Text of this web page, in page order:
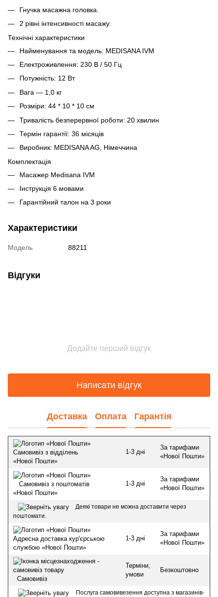
Гнучка масажна головка.
2 рівні інтенсивності масажу.
Технічні характеристики
Найменування та модель: MEDISANA IVM
Електроживлення: 230 В / 50 Гц
Потужність: 12 Вт
Вага — 1,0 кг
Розміри: 44 * 10 * 10 см
Тривалість безперервної роботи: 20 хвилин
Термін гарантії: 36 місяців
Виробник: MEDISANA AG, Німеччина
Комплектація
Масажер Medisana IVM
Інструкція 6 мовами
Гарантійний талон на 3 роки
Характеристики
Модель 88211
Відгуки
Додайте перший відгук
Написати відгук
Доставка Оплата Гарантія
Самовивіз з відділень
«Нової Пошти»
1-3 дні
За тарифами
«Нової Пошти»
Самовивіз з поштоматів
«Нової Пошти»
1-3 дні
За тарифами
«Нової Пошти»
Деякі товари не можна доставити через
поштомати.
Адресна доставка кур'єрською
службою «Нової Пошти»
1-3 дні
За тарифами
«Нової Пошти»
Самовивіз
Терміни,
умови
Безкоштовно
Послуга самовивезення доступна з магазинів-